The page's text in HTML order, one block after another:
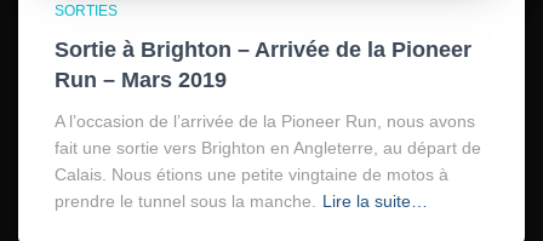
SORTIES
Sortie à Brighton – Arrivée de la Pioneer
Run – Mars 2019
A l’occasion de l’arrivée de la Pioneer Run, nous avons
fait une sortie vers Brighton en Angleterre, au départ de
Calais. Nous étions une petite vingtaine de motos à
prendre le tunnel sous la manche.
Lire la suite…